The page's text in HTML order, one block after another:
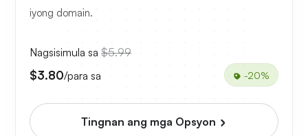
iyong domain.
Nagsisimula sa $5.99
$3.80/para sa -20%
Tingnan ang mga Opsyon